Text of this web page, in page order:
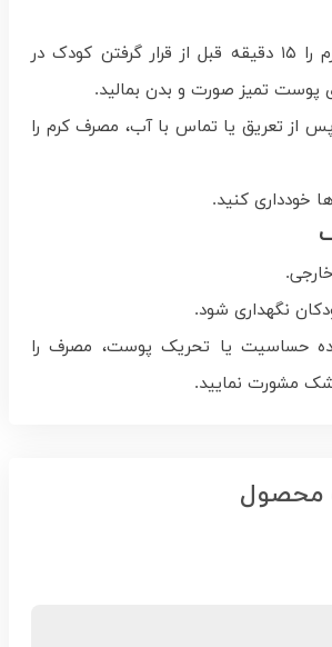
مقدار کافی از کرم را ۱۵ دقیقه قبل از قرار گرفتن کودک در
پوست تمیز صورت و بدن بمالید.
از تعریق یا تماس با آب، مصرف کرم را
خودداری کنید.
نگهداری شود.
حساسیت یا تحریک پوست، مصرف را
مشورت نمایید.
محصول